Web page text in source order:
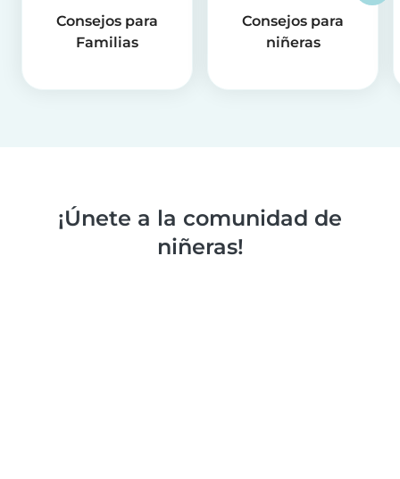
Consejos para
Familias
Consejos para
niñeras
¡Únete a la comunidad de
niñeras!